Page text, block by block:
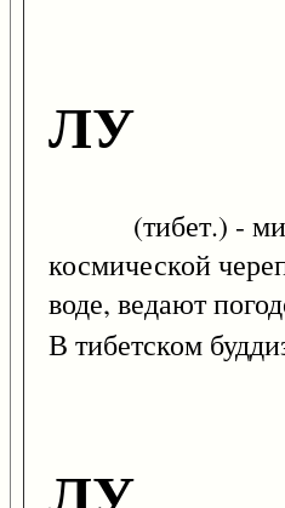
ЛУ
(тибет.) -
космической
воде, ведают
В тибетском